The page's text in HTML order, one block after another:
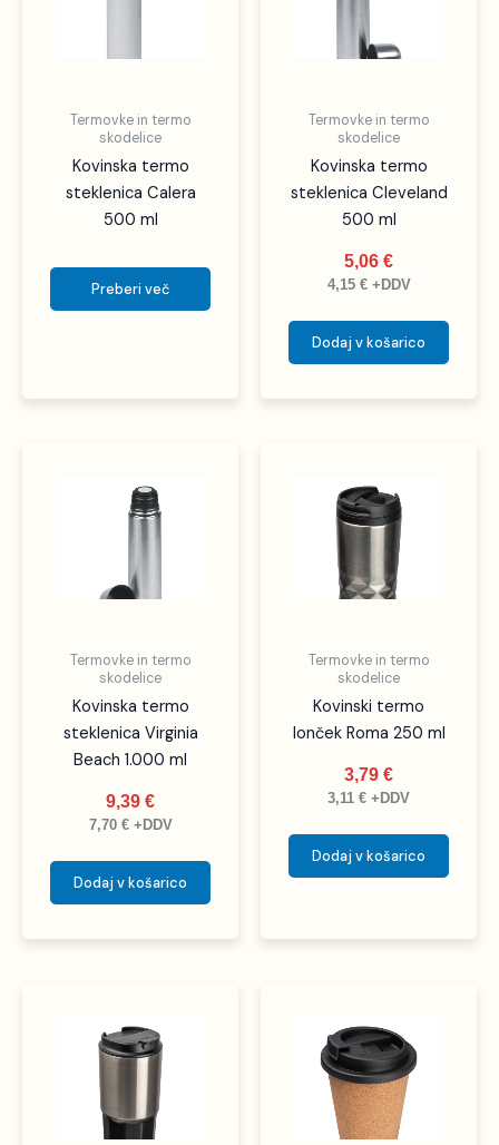
Termovke in termo
skodelice
Kovinska termo
steklenica Calera
500 ml
Preberi več
Termovke in termo
skodelice
Kovinska termo
steklenica Cleveland
500 ml
5,06 €
4,15 €+DDV
Dodaj v košarico
Termovke in termo
skodelice
Kovinska termo
steklenica Virginia
Beach 1.000 ml
9,39 €
7,70 €+DDV
Dodaj v košarico
Termovke in termo
skodelice
Kovinski termo
lonček Roma 250 ml
3,79 €
3,11 € +DDV
Dodaj v košarico